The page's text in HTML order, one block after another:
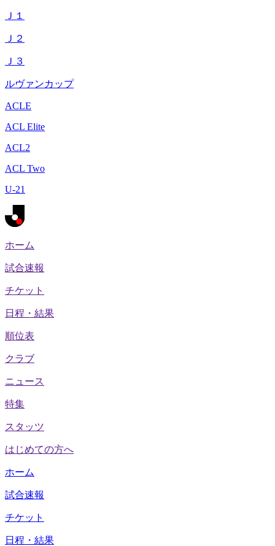
Ｊ１
Ｊ２
Ｊ３
ルヴァンカップ
ACLE
ACL Elite
ACL2
ACL Two
U-21
ホーム
試合速報
チケット
日程・結果
順位表
クラブ
ニュース
特集
スタッツ
はじめての方へ
ホーム
試合速報
チケット
日程・結果